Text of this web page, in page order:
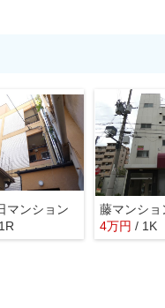
マンション
藤マンショ
4万円 / 1K